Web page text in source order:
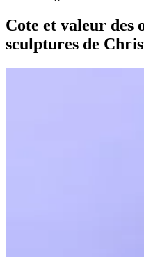
Cote et valeur des
sculptures de